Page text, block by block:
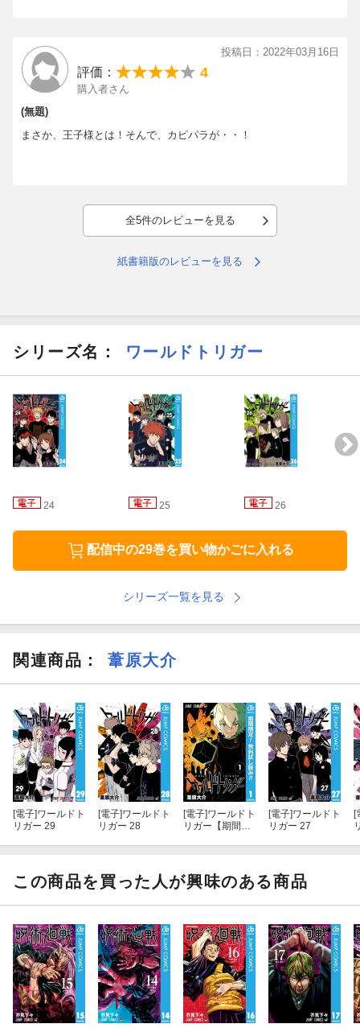
投稿日：2022年03月16日
評価： 4
購入者さん
(無題)
まさか、王子様とは！そんで、カピパラが・・！
全5件のレビューを見る
紙書籍版のレビューを見る
シリーズ名： ワールドトリガー
24 25 26
配信中の29巻を買い物かごに入れる
シリーズ一覧を見る
関連商品 ： 葦原大介
[電子]ワールドト
リガー 29
[電子]ワールドト
リガー 28
[電子]ワールドト
リガー【期間限
[電子]ワールドト
リガー 27
[
この商品を買った人が興味のある商品